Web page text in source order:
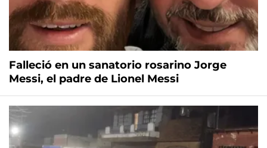
Falleció en un sanatorio rosarino Jorge
Messi, el padre de Lionel Messi